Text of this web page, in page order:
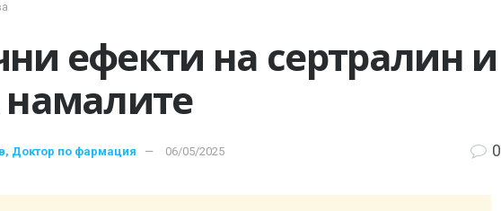
ефекти на сертралин и
намалите
Доктор по фармация 06/05/2025 0